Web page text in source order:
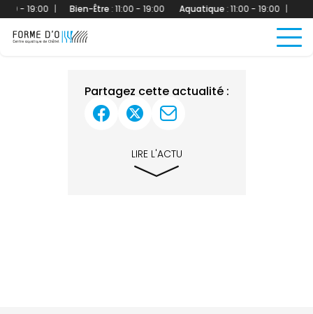
- 19:00 | Bien-Être:11:00 - 19:00 Aquatique:11:00 - 19:00 |
Partagez cette actualité :
LIRE L'ACTU